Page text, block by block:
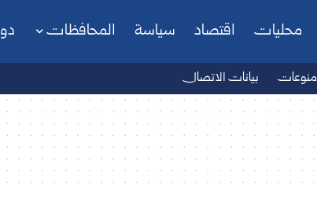
محليات اقتصاد سياسة المحافظات
منوعات بيانات الاتصال